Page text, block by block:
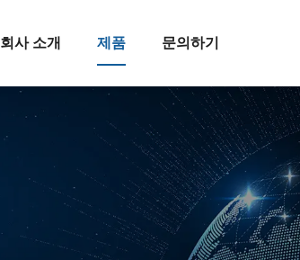
회사 소개 제품 문의하기